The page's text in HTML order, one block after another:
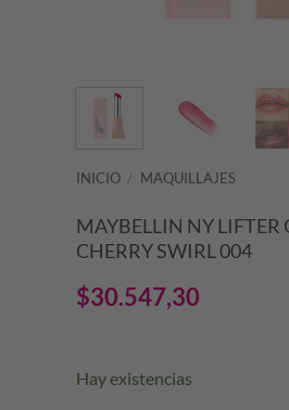
INICIO / MAQUILLAJES
MAYBELLIN NY LIFTER
CHERRY SWIRL 004
$30.547,30
Hay existencias